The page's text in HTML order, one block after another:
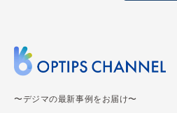
〜デジマの最新事例をお届け〜